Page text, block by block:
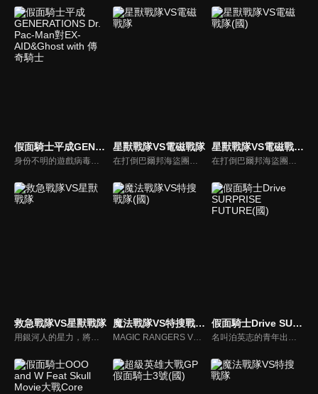
假面騎士平成GENERATIONS Dr. Pac-Man對EX-AID&Ghost with 傳奇騎士
身份不明的遊戲病毒生命體「Pac-Man」來襲，人類將陷入前所未聞的危機。以恐怖的趨勢擴大感染中，天空寺尊（假面騎士Ghost）也因為感染上這種病毒，失去了變身的能力。另一方面寶生永夢（假面騎士Ex-Aid）追查敵人的真面目及感染源，但那正左右他自身的命運的「重大的真實」有著連繫關係。
星獸戰隊VS電磁戰隊
在打倒巴爾邦海盜團而取回和平的地球上，魔獸日爾曼城獸出現了！宇宙海盜古雷格力，與邪電次元人的殘存者希滋蜜娜，讓巴爾邦團的幹部與２０體的魔人們復活了！為此，握有星獸力量的銀河人，與數位戰士的MEGA連者，讓神秘與科學兩種力量結合為一，一同打倒巨大的邪惡！
星獸戰隊VS電磁戰隊(國)
在打倒巴爾邦海盜團而取回和平的地球上，魔獸日爾曼城獸出現了！宇宙海盜古雷格力，與邪電次元人的殘存者希滋蜜娜，讓巴爾邦團的幹部與２０體的魔人們復活了！為此，握有星獸力量的銀河人，與數位戰士的MEGA連者，讓神秘與科學兩種力量結合為一，一同打倒巨大的邪惡！
救急戰隊VS星獸戰隊 魔法戰隊VS特搜戰隊(國)
MAGIC RANGERS VS DEKA RANGERS
假面騎士Drive SURPRISE FUTURE(國)